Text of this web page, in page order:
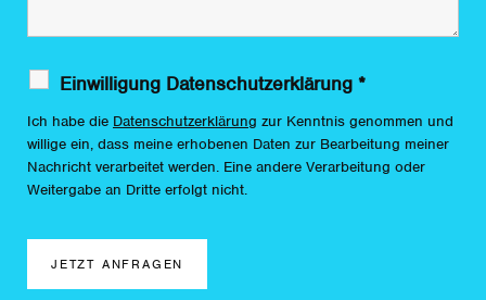
Einwilligung Datenschutzerklärung *
Ich habe die Datenschutzerklärung zur Kenntnis genommen und
willige ein, dass meine erhobenen Daten zur Bearbeitung meiner
Nachricht verarbeitet werden. Eine andere Verarbeitung oder
Weitergabe an Dritte erfolgt nicht.